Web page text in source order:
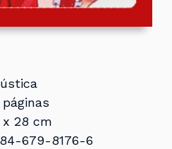
páginas
x 28 cm
679-8176-6